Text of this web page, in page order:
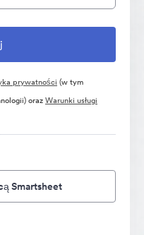
prywatności (w tym
orazWarunki usługi
Smartsheet